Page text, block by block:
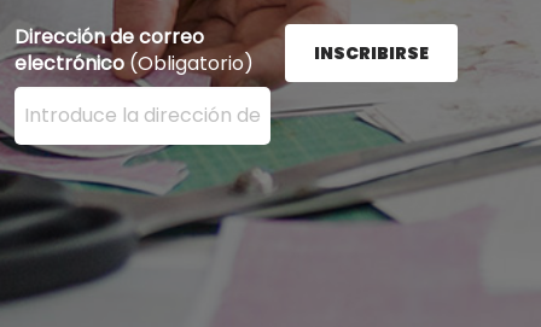
Dirección de correo
electrónico (Obligatorio)
Ingrese su dirección de correo electrónico aquí y
INSCRIBIRSE